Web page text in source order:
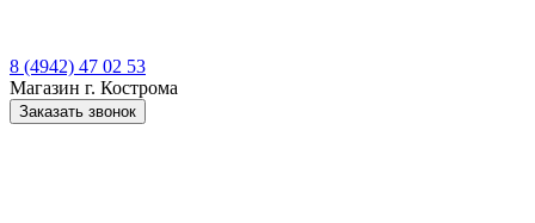
8 (4942) 47 02 53
Магазин г. Кострома
Заказать звонок